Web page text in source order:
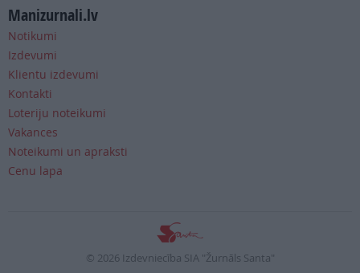
Manizurnali.lv
Notikumi
Izdevumi
Klientu izdevumi
Kontakti
Loteriju noteikumi
Vakances
Noteikumi un apraksti
Cenu lapa
© 2026 Izdevniecība SIA "Žurnāls Santa"